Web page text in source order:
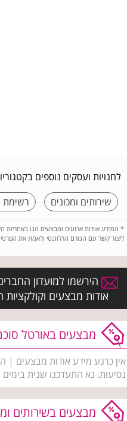
לחנויות ועסקים נוספים
שירותים ומכונים
רשימת
* המידע אודות ארועים ומבצעים הנו באחריות
ליצור קשר עם הגורם הרלוונטי ולאמת את
הירשמו למועדון
אודות מבצעים
מבצעים באורטל
אין כרגע מידע אודות מבצעים |
נסיעות. נא התעדכנו שנית בימים
מבצעים בשירותים